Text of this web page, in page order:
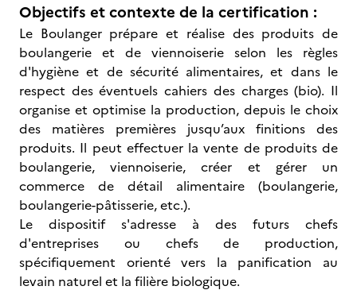
Objectifs et contexte de la certification :
Le Boulanger prépare et réalise des produits de
boulangerie et de viennoiserie selon les règles
d'hygiène et de sécurité alimentaires, et dans le
respect des éventuels cahiers des charges (bio). Il
organise et optimise la production, depuis le choix
des matières premières jusqu’aux finitions des
produits. Il peut effectuer la vente de produits de
boulangerie, viennoiserie, créer et gérer un
commerce de détail alimentaire (boulangerie,
boulangerie-pâtisserie, etc.).
Le dispositif s'adresse à des futurs chefs
d'entreprises ou chefs de production,
spécifiquement orienté vers la panification au
levain naturel et la filière biologique.